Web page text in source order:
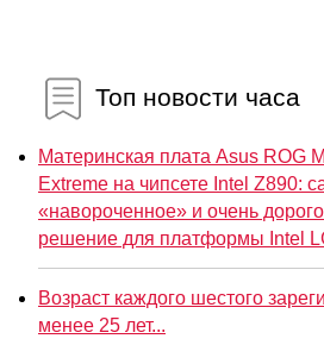
Топ новости часа
Материнская плата Asus ROG
Extreme на чипсете Intel Z890:
«навороченное» и очень
решение для платформы Intel
Возраст каждого шестого
менее 25 лет...